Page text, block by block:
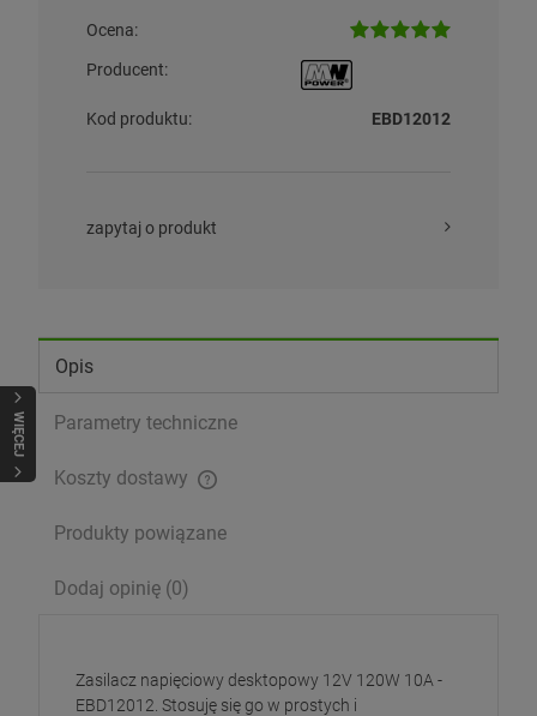
WIĘCEJ
Ocena:
Producent:
Kod produktu: EBD12012
zapytaj o produkt
Opis
Parametry techniczne
Koszty dostawy
Produkty powiązane
Dodaj opinię (0)
Zasilacz napięciowy desktopowy 12V 120W 10A -
EBD12012. Stosuję się go w prostych i